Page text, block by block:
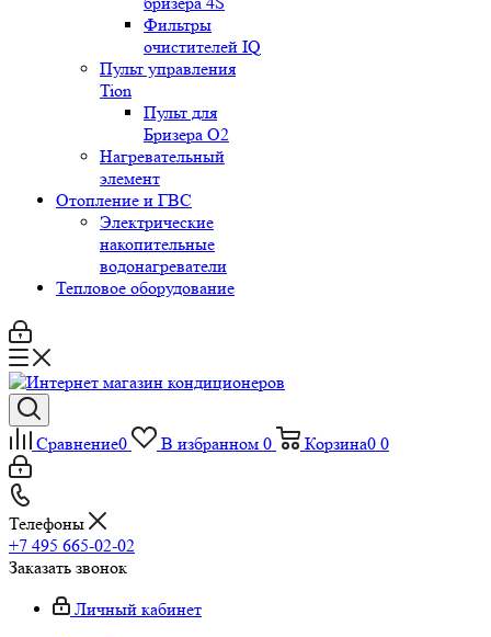
Фильтры
очистителей IQ
Пульт управления
Tion
Пульт для
Бризера O2
Нагревательный
элемент
Отопление и ГВС
Электрические
накопительные
водонагреватели
Тепловое оборудование
Сравнение0 В избранном 0 Корзина0 0
Телефоны
+7 495 665-02-02
Заказать звонок
Личный кабинет